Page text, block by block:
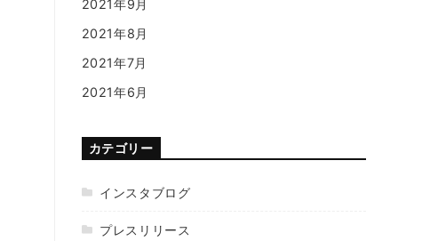
2021年9月
2021年8月
2021年7月
2021年6月
カテゴリー
インスタブログ
プレスリリース